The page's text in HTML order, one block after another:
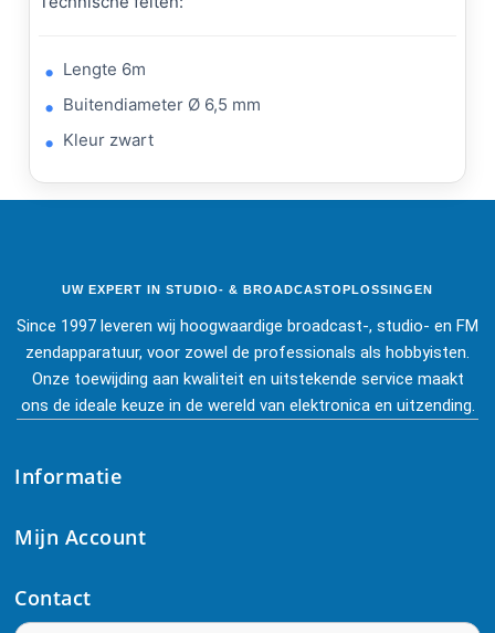
Lengte 6m
Buitendiameter Ø 6,5 mm
Kleur zwart
UW EXPERT IN STUDIO- & BROADCASTOPLOSSINGEN
Since 1997 leveren wij hoogwaardige broadcast-, studio- en FM
zendapparatuur, voor zowel de professionals als hobbyisten.
Onze toewijding aan kwaliteit en uitstekende service maakt
ons de ideale keuze in de wereld van elektronica en uitzending.
Informatie
Mijn Account
Contact